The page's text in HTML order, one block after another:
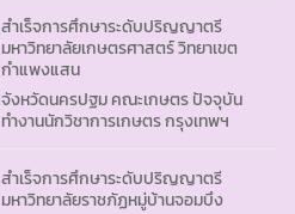
สำเร็จการศึกษาระดับปริญญาตรี
มหาวิทยาลัยเกษตรศาสตร์ วิทยาเขต
กำแพงแสน
จังหวัดนครปฐม คณะเกษตร ปัจจุบัน
ทำงานนักวิชาการเกษตร กรุงเทพฯ
สำเร็จการศึกษาระดับปริญญาตรี
มหาวิทยาลัยราชภัฏหมู่บ้านจอมบึง